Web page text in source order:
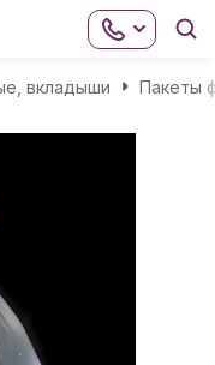
вкладыши Пакеты